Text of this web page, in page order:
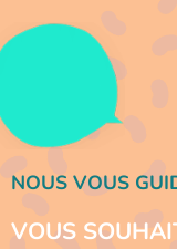
NOUS VOUS
VOUS